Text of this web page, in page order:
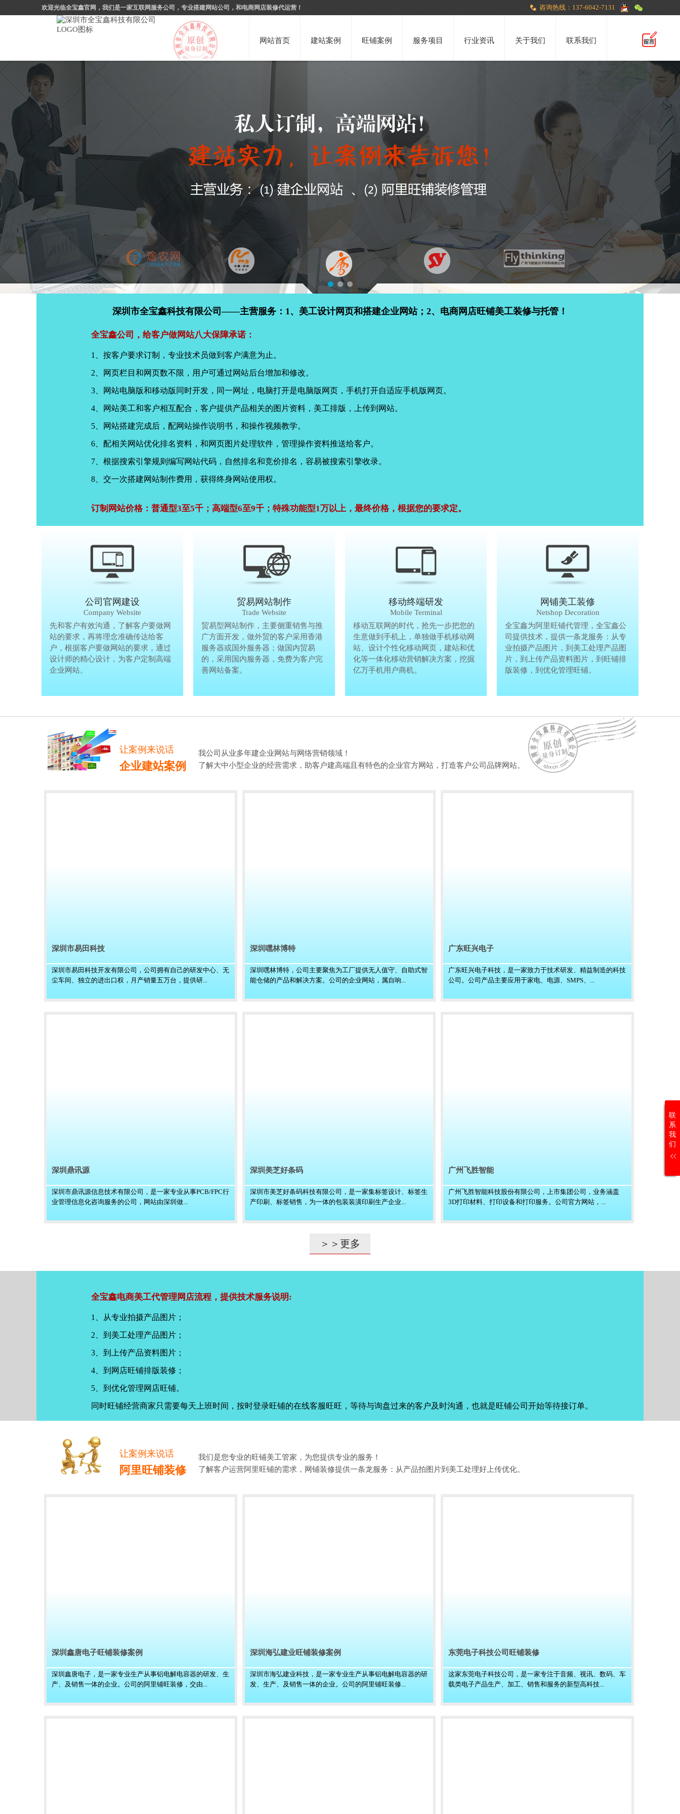
欢迎光临全宝鑫官网，我们是一家互联网服务公司，专业搭建网站公司，和电商网店装修代运营！ 咨询热线：137-6042-7131
网站首页 建站案例 旺铺案例 服务项目 行业资讯 关于我们 联系我们
深圳市全宝鑫科技有限公司——主营服务：1、美工设计网页和搭建企业网站；2、电商网店旺铺美工装修与托管！
全宝鑫公司，给客户做网站八大保障承诺：
1、按客户要求订制，专业技术员做到客户满意为止。
2、网页栏目和网页数不限，用户可通过网站后台增加和修改。
3、网站电脑版和移动版同时开发，同一网址，电脑打开是电脑版网页，手机打开自适应手机版网页。
4、网站美工和客户相互配合，客户提供产品相关的图片资料，美工排版，上传到网站。
5、网站搭建完成后，配网站操作说明书，和操作视频教学。
6、配相关网站优化排名资料，和网页图片处理软件，管理操作资料推送给客户。
7、根据搜索引擎规则编写网站代码，自然排名和竞价排名，容易被搜索引擎收录。
8、交一次搭建网站制作费用，获得终身网站使用权。
订制网站价格：普通型3至5千；高端型6至9千；特殊功能型1万以上，最终价格，根据您的要求定。
公司官网建设
Company Website
先和客户有效沟通，了解客户要做网
站的要求，再将理念准确传达给客
户，根据客户要做网站的要求，通过
设计师的精心设计，为客户定制高端
企业网站。
公司官网建设
Company Website
先和客户有效沟通，了解客户要做网
站的要求，再将理念准确传达给客
户，根据客户要做网站的要求，通过
设计师的精心设计，为客户定制高端
企业网站。
贸易网站制作
Trade Website
贸易型网站制作，主要侧重销售与推
广方面开发，做外贸的客户采用香港
服务器或国外服务器；做国内贸易
的，采用国内服务器，免费为客户完
善网站备案。
贸易网站制作
Trade Website
贸易型网站制作，主要侧重销售与推
广方面开发，做外贸的客户采用香港
服务器或国外服务器；做国内贸易
的，采用国内服务器，免费为客户完
善网站备案。
移动终端研发
Mobile Terminal
移动互联网的时代，抢先一步把您的
生意做到手机上，单独做手机移动网
站、设计个性化移动网页，建站和优
化等一体化移动营销解决方案，挖掘
亿万手机用户商机。
移动终端研发
Mobile Terminal
移动互联网的时代，抢先一步把您的
生意做到手机上，单独做手机移动网
站、设计个性化移动网页，建站和优
化等一体化移动营销解决方案，挖掘
亿万手机用户商机。
网铺美工装修
Netshop Decoration
全宝鑫为阿里旺铺代管理，全宝鑫公
司提供技术，提供一条龙服务：从专
业拍摄产品图片，到美工处理产品图
片，到上传产品资料图片，到旺铺排
版装修，到优化管理旺铺。
让案例来说话
企业建站案例
我公司从业多年建企业网站与网络营销领域！
了解大中小型企业的经营需求，助客户建高端且有特色的企业官方网站，打造客户公司品牌网站。
深圳市易田科技
深圳市易田科技开发有限公司，公司拥有自己的研发中心、无
尘车间、独立的进出口权，月产销量五万台，提供研...
深圳嘿林博特
深圳嘿林博特，公司主要聚焦为工厂提供无人值守、自助式智
能仓储的产品和解决方案。公司的企业网站，属自响...
广东旺兴电子
广东旺兴电子科技，是一家致力于技术研发、精益制造的科技
公司。公司产品主要应用于家电、电源、SMPS、...
深圳鼎讯源
深圳市鼎讯源信息技术有限公司，是一家专业从事PCB/FPC行
业管理信息化咨询服务的公司，网站由深圳做...
深圳美芝好条码
深圳市美芝好条码科技有限公司，是一家集标签设计、标签生
产印刷、标签销售，为一体的包装装潢印刷生产企业...
广州飞胜智能
广州飞胜智能科技股份有限公司，上市集团公司，业务涵盖
3D打印材料、打印设备和打印服务。公司官方网站，...
＞＞更多
全宝鑫电商美工代管理网店流程，提供技术服务说明:
1、从专业拍摄产品图片；
2、到美工处理产品图片；
3、到上传产品资料图片；
4、到网店旺铺排版装修；
5、到优化管理网店旺铺。
同时旺铺经营商家只需要每天上班时间，按时登录旺铺的在线客服旺旺，等待与询盘过来的客户及时沟通，也就是旺铺公司开始等待接订单。
让案例来说话
阿里旺铺装修
我们是您专业的旺铺美工管家，为您提供专业的服务！
了解客户运营阿里旺铺的需求，网铺装修提供一条龙服务：从产品拍图片到美工处理好上传优化。
深圳鑫唐电子旺铺装修案例
深圳鑫唐电子，是一家专业生产从事铝电解电容器的研发、生
产、及销售一体的企业。公司的阿里铺旺装修，交由...
深圳海弘建业旺铺装修案例
深圳市海弘建业科技，是一家专业生产从事铝电解电容器的研
发、生产、及销售一体的企业。公司的阿里铺旺装修...
东莞电子科技公司旺铺装修
这家东莞电子科技公司，是一家专注于音频、视讯、数码、车
载类电子产品生产、加工、销售和服务的新型高科技...
联
系
我
们